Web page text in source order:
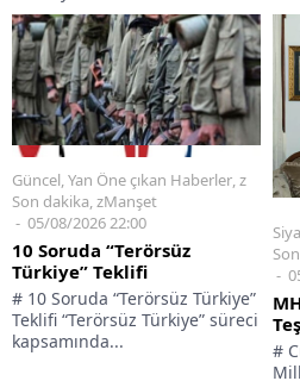
Güncel,Yan Öne çıkan Haberler,z
Son dakika,zManşet
05/08/2026 22:00
10 Soruda “Terörsüz
Türkiye” Teklifi
# 10 Soruda “Terörsüz Türkiye”
Teklifi “Terörsüz Türkiye” süreci
kapsamında...
#